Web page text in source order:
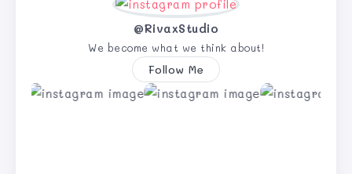
@RivaxStudio
We become what we think about!
Follow Me